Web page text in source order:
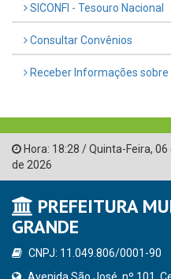
SICONFI - Tesouro Nacional
Consultar Convênios
Receber Informações sobre
Hora: 18:28 /Quinta-Feira, 06
de 2026
PREFEITURA
GRANDE
CNPJ: 11.049.806/0001-90